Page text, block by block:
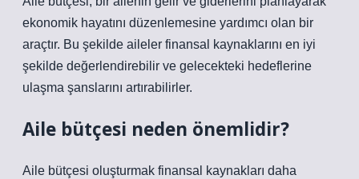
ekonomik hayatını düzenlemesine yardımcı olan bir
araçtır. Bu şekilde aileler finansal kaynaklarını en iyi
şekilde değerlendirebilir ve gelecekteki hedeflerine
ulaşma şanslarını artırabilirler.
Aile bütçesi neden önemlidir?
Aile bütçesi oluşturmak finansal kaynakları daha